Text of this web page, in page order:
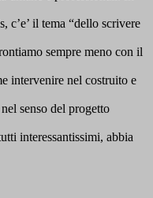
c’e’ il tema “dello scrivere
sempre meno con il
intervenire nel costruito e
senso del progetto
interessantissimi, abbia